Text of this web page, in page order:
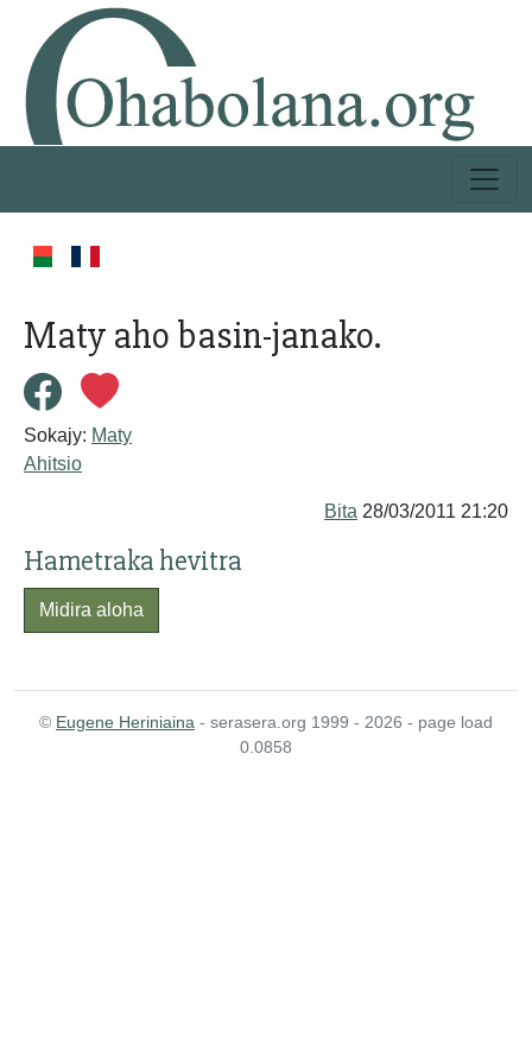
Maty aho basin-janako.
Sokajy: Maty
Ahitsio
Bita 28/03/2011 21:20
Hametraka hevitra
Midira aloha
© Eugene Heriniaina - serasera.org 1999 - 2026 - page load
0.0858